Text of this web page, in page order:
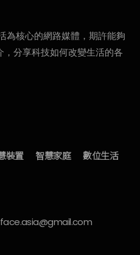
為核心的網路媒體，期許能夠
分享科技如何改變生活的各
裝置 智慧家庭
數位生活